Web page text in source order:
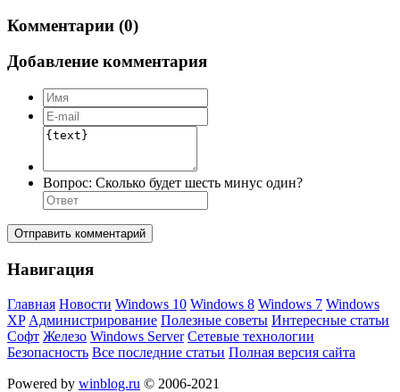
Комментарии (0)
Добавление комментария
Вопрос: Сколько будет шесть минус один?
Отправить комментарий
Навигация
Главная Новости Windows 10 Windows 8 Windows 7 Windows
XP Администрирование Полезные советы Интересные статьи
Софт Железо Windows Server Сетевые технологии
Безопасность Все последние статьи Полная версия сайта
Powered by winblog.ru © 2006-2021